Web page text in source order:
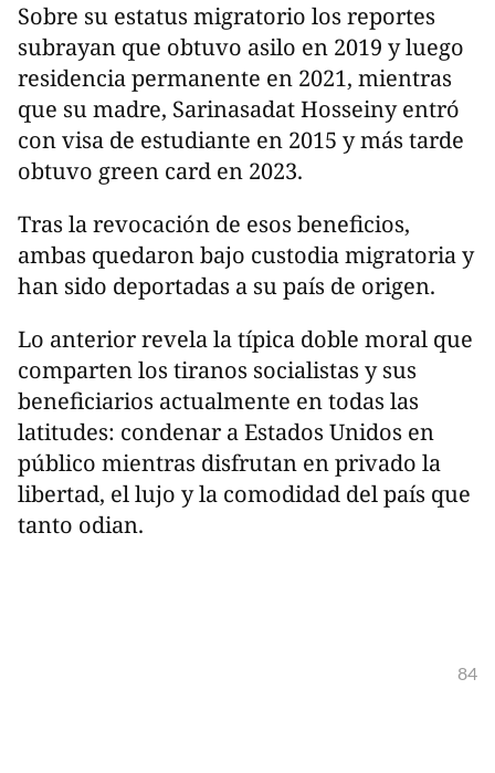
Sobre su estatus migratorio los reportes
subrayan que obtuvo asilo en 2019 y luego
residencia permanente en 2021, mientras
que su madre, Sarinasadat Hosseiny entró
con visa de estudiante en 2015 y más tarde
obtuvo green card en 2023.
Tras la revocación de esos beneficios,
ambas quedaron bajo custodia migratoria y
han sido deportadas a su país de origen.
Lo anterior revela la típica doble moral que
comparten los tiranos socialistas y sus
beneficiarios actualmente en todas las
latitudes: condenar a Estados Unidos en
público mientras disfrutan en privado la
libertad, el lujo y la comodidad del país que
tanto odian.
84